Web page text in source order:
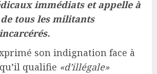
immédiats et appelle à
tous les militants
son indignation face à
qualifie «d’illégale»